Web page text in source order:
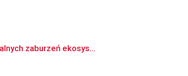
zaburzeń ekosys...